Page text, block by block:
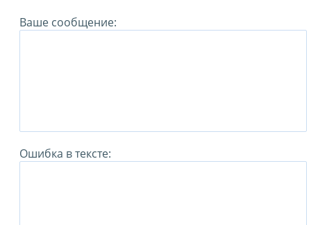
Ваше сообщение:
Ошибка в тексте: